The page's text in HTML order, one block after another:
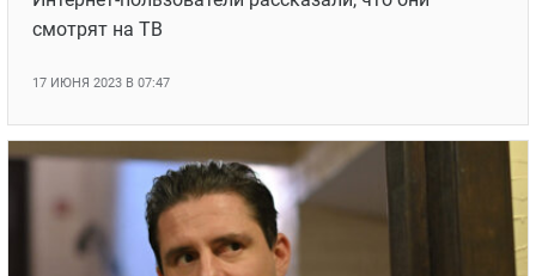
смотрят на ТВ
17 ИЮНЯ 2023 В 07:47